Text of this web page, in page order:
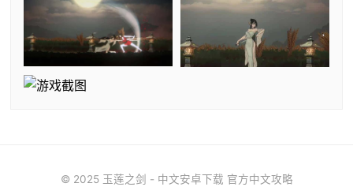
© 2025 玉莲之剑 - 中文安卓下载 官方中文攻略